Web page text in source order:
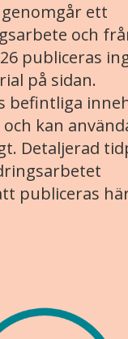
ett
och
publiceras
på sidan.
befintliga
kan
Detaljerad
publiceras